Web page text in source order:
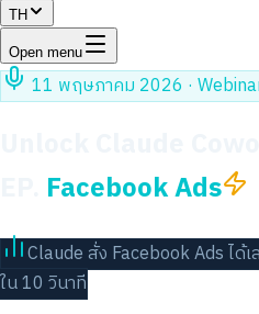
TH
Open menu
11 พฤษภาคม 2026 ·
Facebook Ads
Claude สั่ง Facebook Ads ได้เ
ใน 10 วินาที